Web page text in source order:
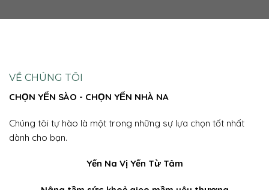
VỀ CHÚNG TÔI
CHỌN YẾN SÀO - CHỌN YẾN NHÀ NA
Chúng tôi tự hào là một trong những sự lựa chọn tốt nhất
dành cho bạn.
Yến Na Vị Yến Từ Tâm